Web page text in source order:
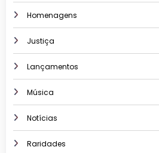
Homenagens
Justiça
Lançamentos
Música
Notícias
Raridades